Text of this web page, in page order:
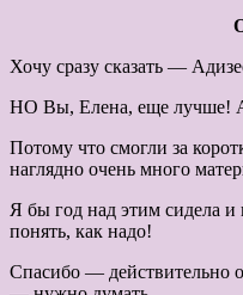
Хочу сразу сказать —
НО Вы, Елена, еще лучше! А
Потому что смогли за
наглядно очень много
Я бы год над этим сидела и
понять, как надо!
Спасибо — действительно